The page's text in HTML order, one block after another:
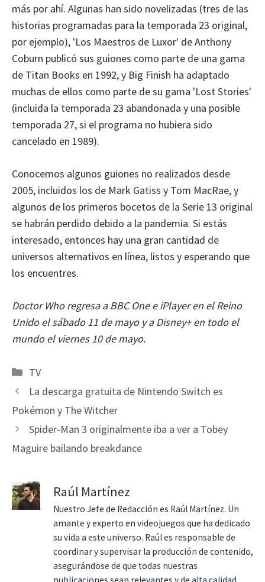
más por ahí. Algunas han sido novelizadas (tres de las
historias programadas para la temporada 23 original,
por ejemplo), 'Los Maestros de Luxor' de Anthony
Coburn publicó sus guiones como parte de una gama
de Titan Books en 1992, y Big Finish ha adaptado
muchas de ellos como parte de su gama 'Lost Stories'
(incluida la temporada 23 abandonada y una posible
temporada 27, si el programa no hubiera sido
cancelado en 1989).
Conocemos algunos guiones no realizados desde
2005, incluidos los de Mark Gatiss y Tom MacRae, y
algunos de los primeros bocetos de la Serie 13 original
se habrán perdido debido a la pandemia. Si estás
interesado, entonces hay una gran cantidad de
universos alternativos en línea, listos y esperando que
los encuentres.
Doctor Who regresa a BBC One e iPlayer en el Reino
Unido el sábado 11 de mayo y a Disney+ en todo el
mundo el viernes 10 de mayo.
Categorías
TV
La descarga gratuita de Nintendo Switch es
Pokémon y The Witcher
Spider-Man 3 originalmente iba a ver a Tobey
Maguire bailando breakdance
Raúl Martínez
Nuestro Jefe de Redacción es Raúl Martínez. Un
amante y experto en videojuegos que ha dedicado
su vida a este universo. Raúl es responsable de
coordinar y supervisar la producción de contenido,
asegurándose de que todas nuestras